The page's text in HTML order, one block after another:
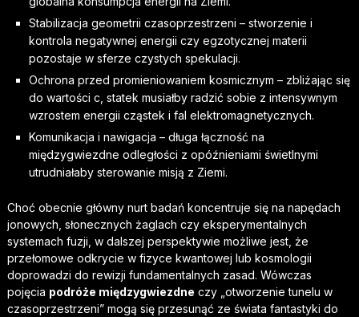
Stabilizacja geometrii czasoprzestrzeni – stworzenie i
kontrola negatywnej energii czy egzotycznej materii
pozostaje w sferze czystych spekulacji.
Ochrona przed promieniowaniem kosmicznym – zbliżając się
do wartości c, statek musiałby radzić sobie z intensywnym
wzrostem energii cząstek i fal elektromagnetycznych.
Komunikacja i nawigacja – długa łączność na
międzygwiezdne odległości z opóźnieniami świetlnymi
utrudniałaby sterowanie misją z Ziemi.
Choć obecnie główny nurt badań koncentruje się na napędach
jonowych, słonecznych żaglach czy eksperymentalnych
systemach fuzji, w dalszej perspektywie możliwe jest, że
przełomowe odkrycie w fizyce kwantowej lub kosmologii
doprowadzi do rewizji fundamentalnych zasad. Wówczas
pojęcia podróże międzygwiezdne czy „otworzenie tunelu w
czasoprzestrzeni” mogą się przesunąć ze świata fantastyki do